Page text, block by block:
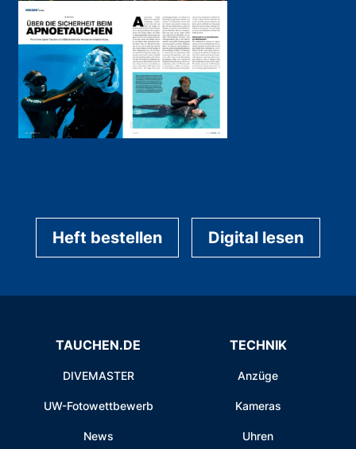
Heft bestellen Digital lesen
TAUCHEN.DE
DIVEMASTER
UW-Fotowettbewerb
News
TECHNIK
Anzüge
Kameras
Uhren